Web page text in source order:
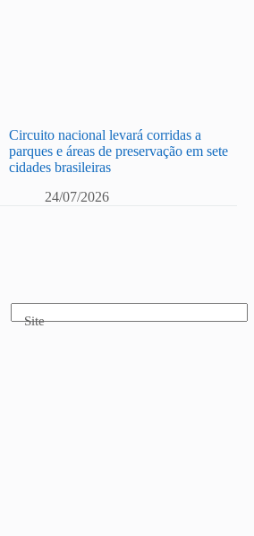
Circuito nacional levará corridas a
parques e áreas de preservação em sete
cidades brasileiras
24/07/2026
Site